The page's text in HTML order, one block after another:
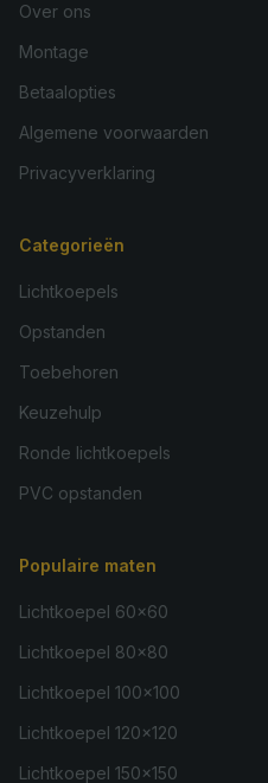
Over ons
Montage
Betaalopties
Algemene voorwaarden
Privacyverklaring
Categorieën
Lichtkoepels
Opstanden
Toebehoren
Keuzehulp
Ronde lichtkoepels
PVC opstanden
Populaire maten
Lichtkoepel 60×60
Lichtkoepel 80×80
Lichtkoepel 100×100
Lichtkoepel 120×120
Lichtkoepel 150×150